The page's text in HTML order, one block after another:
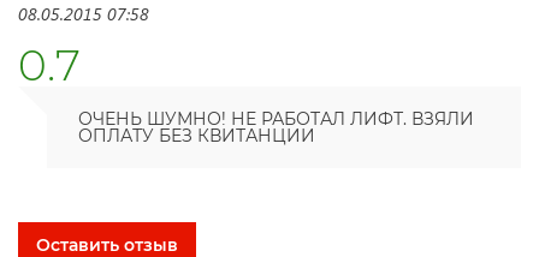
08.05.2015 07:58
0.7
ОЧЕНЬ ШУМНО! НЕ РАБОТАЛ ЛИФТ. ВЗЯЛИ
ОПЛАТУ БЕЗ КВИТАНЦИИ
Оставить отзыв